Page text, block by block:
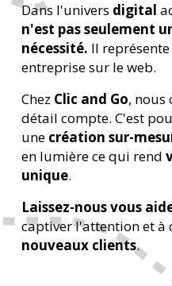
Dans l'univers digital
n'est pas seulement
nécessité. Il
entreprise sur le web.
Chez Clic and Go, nous
détail compte. C'est
une création sur-
en lumière ce qui rend
unique.
Laissez-nous vous
captiver l'attention et
nouveaux clients.